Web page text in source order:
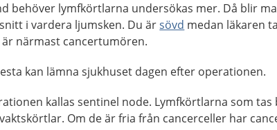
behöver lymfkörtlarna undersökas mer. Då blir
i vardera ljumsken. Du ärsövd medan läkaren
närmast cancertumören.
kan lämna sjukhuset dagen efter operationen.
kallas sentinel node. Lymfkörtlarna som tas
Om de är fria från cancerceller har